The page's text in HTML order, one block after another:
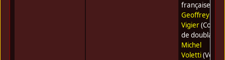
française) •
Geoffrey
Vigier
de doublage)
Michel
Voletti(Voix